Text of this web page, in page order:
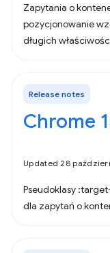
Zapytania o
pozycjonowanie
długich
Release notes
Chrome
Updated 28
Pseudoklasy
dla zapytań o